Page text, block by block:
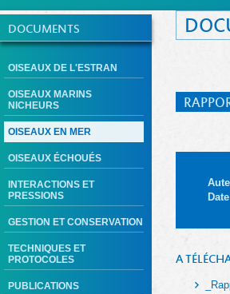
DOCUMENTS
OISEAUX DE L'ESTRAN
OISEAUX MARINS
NICHEURS
OISEAUX EN MER
OISEAUX ÉCHOUÉS
INTERACTIONS ET
PRESSIONS
GESTION ET CONSERVATION
TECHNIQUES ET
PROTOCOLES
PUBLICATIONS
Date
A